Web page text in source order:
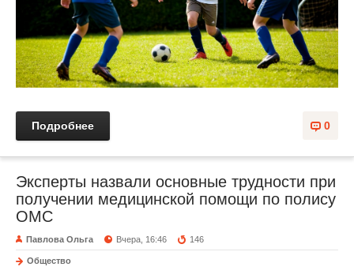
0
Подробнее
Эксперты назвали основные трудности при
получении медицинской помощи по полису
ОМС
Павлова Ольга Вчера, 16:46 146
Общество